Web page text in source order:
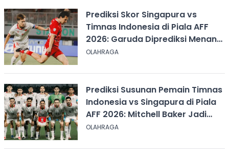
Prediksi Skor Singapura vs
Timnas Indonesia di Piala AFF
2026: Garuda Diprediksi Menang
Tipis
OLAHRAGA
Prediksi Susunan Pemain Timnas
Indonesia vs Singapura di Piala
AFF 2026: Mitchell Baker Jadi
Andalan Lini Depan
OLAHRAGA